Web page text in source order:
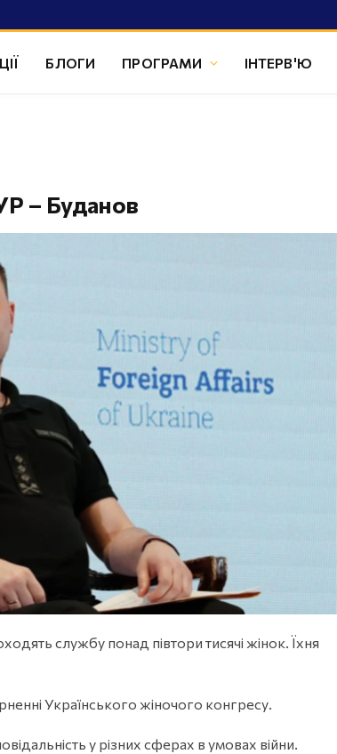
БЛОГИ ПРОГРАМИ ІНТЕРВ'Ю
– Буданов
службу понад півтори тисячі жінок. Їхня
Українського жіночого конгресу.
у різних сферах в умовах війни.